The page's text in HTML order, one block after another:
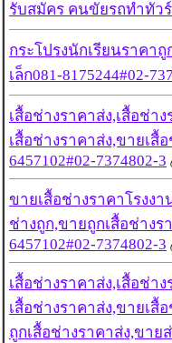
รับสมัคร คนขัยรถทำทัวร์
กระโปรงนักเรียนราคา
เล็ก081-8175244#02-
เสื้อช่างราคาส่ง,เสื้อช่า
เสื้อช่างราคาส่ง,ขายเสื้
6457102#02-7374802-3
ขายเสื้อช่างราคาโรงง
ช่างถูก,ขายถูกเสื้อช่างร
6457102#02-7374802-3
เสื้อช่างราคาส่ง,เสื้อช่า
เสื้อช่างราคาส่ง,ขายเสื้
ถูกเสื้อช่างราคาส่ง,ขาย